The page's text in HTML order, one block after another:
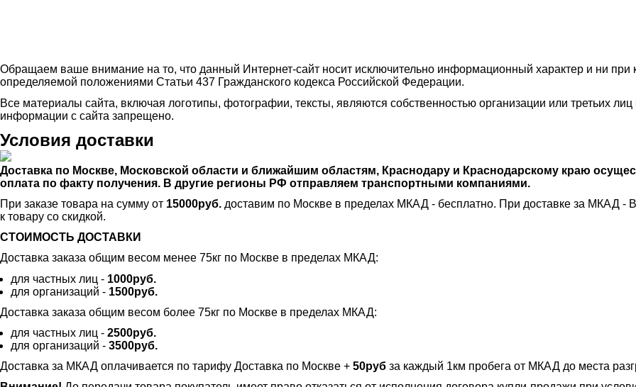
Обращаем ваше внимание на то, что данный Интернет-сайт носит исключительно информационный характер и ни при
определяемой положениями Статьи 437 Гражданского кодекса Российской Федерации.
Все материалы сайта, включая логотипы, фотографии, тексты, являются собственностью организации или третьих
информации с сайта запрещено.
Условия доставки
Доставка по Москве, Московской области и ближайшим областям, Краснодару и Краснодарскому краю
оплата по факту получения. В другие регионы РФ отправляем транспортными компаниями.
При заказе товара на сумму от 15000руб. доставим по Москве в пределах МКАД - бесплатно. При доставке за МКАД -
к товару со скидкой.
СТОИМОСТЬ ДОСТАВКИ
Доставка заказа общим весом менее 75кг по Москве в пределах МКАД:
для частных лиц - 1000руб.
для организаций - 1500руб.
Доставка заказа общим весом более 75кг по Москве в пределах МКАД:
для частных лиц - 2500руб.
для организаций - 3500руб.
Доставка за МКАД оплачивается по тарифу Доставка по Москве + 50руб за каждый 1км пробега от МКАД до места